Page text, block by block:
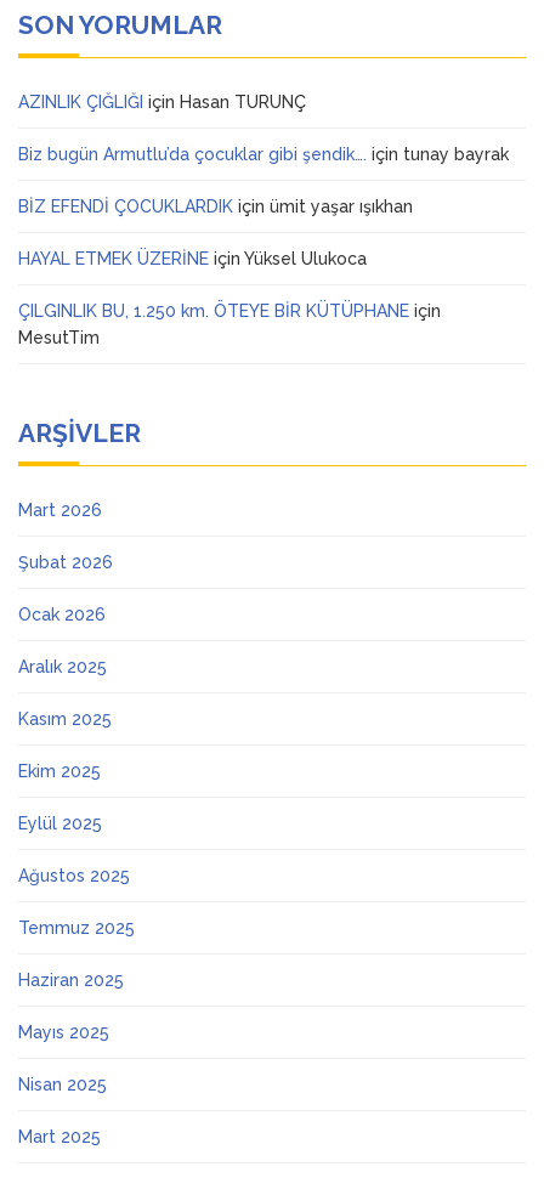
SON YORUMLAR
AZINLIK ÇIĞLIĞI için Hasan TURUNÇ
Biz bugün Armutlu’da çocuklar gibi şendik…. için tunay bayrak
BİZ EFENDİ ÇOCUKLARDIK için ümit yaşar ışıkhan
HAYAL ETMEK ÜZERİNE için Yüksel Ulukoca
ÇILGINLIK BU, 1.250 km. ÖTEYE BİR KÜTÜPHANE için
MesutTim
ARŞIVLER
Mart 2026
Şubat 2026
Ocak 2026
Aralık 2025
Kasım 2025
Ekim 2025
Eylül 2025
Ağustos 2025
Temmuz 2025
Haziran 2025
Mayıs 2025
Nisan 2025
Mart 2025